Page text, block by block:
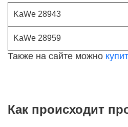
KaWe 28943
KaWe 28959
Также на сайте можно
Как происходит